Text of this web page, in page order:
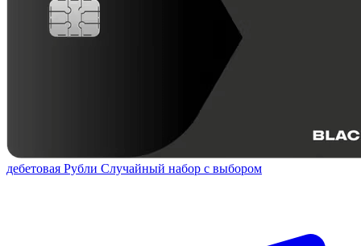
дебетовая Рубли Случайный набор с выбором